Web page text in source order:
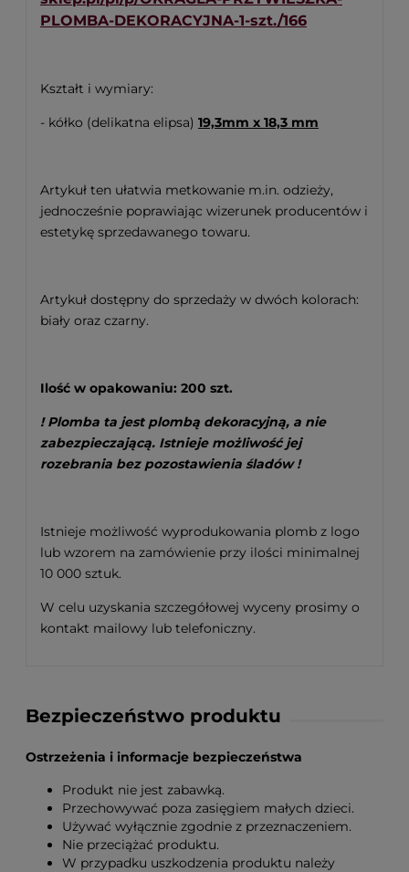
PLOMBA-DEKORACYJNA-1-szt./166
Kształt i wymiary:
- kółko (delikatna elipsa) 19,3mm x 18,3 mm
Artykuł ten ułatwia metkowanie m.in. odzieży,
jednocześnie poprawiając wizerunek producentów i
estetykę sprzedawanego towaru.
Artykuł dostępny do sprzedaży w dwóch kolorach:
biały oraz czarny.
Ilość w opakowaniu: 200 szt.
! Plomba ta jest plombą dekoracyjną, a nie
zabezpieczającą. Istnieje możliwość jej
rozebrania bez pozostawienia śladów !
Istnieje możliwość wyprodukowania plomb z logo
lub wzorem na zamówienie przy ilości minimalnej
10 000 sztuk.
W celu uzyskania szczegółowej wyceny prosimy o
kontakt mailowy lub telefoniczny.
Bezpieczeństwo produktu
Ostrzeżenia i informacje bezpieczeństwa
Produkt nie jest zabawką.
Przechowywać poza zasięgiem małych dzieci.
Używać wyłącznie zgodnie z przeznaczeniem.
Nie przeciążać produktu.
W przypadku uszkodzenia produktu należy